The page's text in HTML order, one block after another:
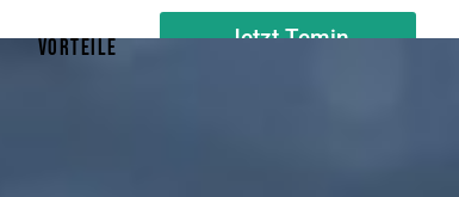
Vorteile
Jetzt Temin